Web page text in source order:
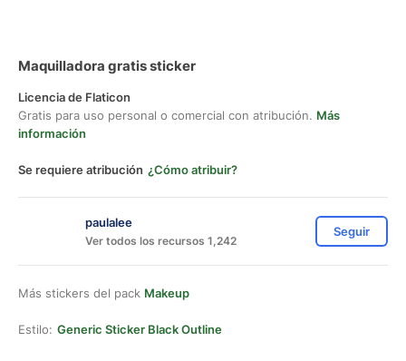
Maquilladora gratis sticker
Licencia de Flaticon
Gratis para uso personal o comercial con atribución. Más
información
Se requiere atribución ¿Cómo atribuir?
paulalee
Ver todos los recursos 1,242
Seguir
Más stickers del pack Makeup
Estilo: Generic Sticker Black Outline